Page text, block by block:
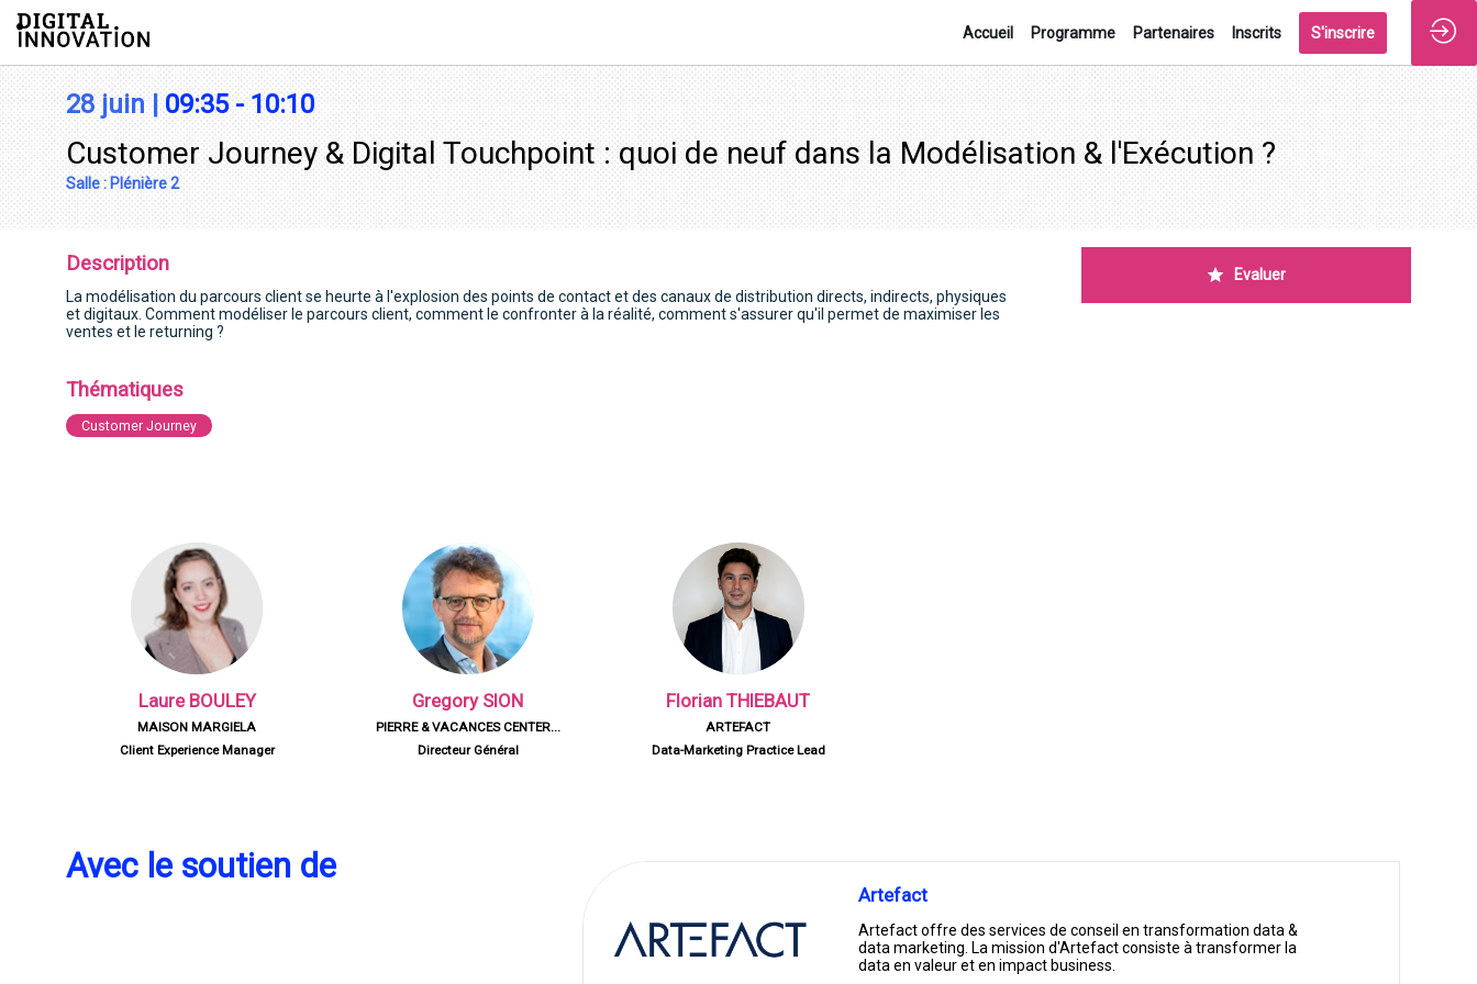
Accueil Programme Partenaires Inscrits S'inscrire
28 juin |09:35 - 10:10
Customer Journey & Digital Touchpoint : quoi de neuf dans la Modélisation & l'Exécution ?
Salle : Plénière 2
Evaluer
Description
La modélisation du parcours client se heurte à l'explosion des points de contact et des canaux de distribution directs, indirects, physiques
et digitaux. Comment modéliser le parcours client, comment le confronter à la réalité, comment s'assurer qu'il permet de maximiser les
ventes et le returning ?
Thématiques
Customer Journey
LB
Laure BOULEY
MAISON MARGIELA
Client Experience Manager
GS
Gregory SION
PIERRE & VACANCES CENTER...
Directeur Général
FT
Florian THIEBAUT
ARTEFACT
Data-Marketing Practice Lead
Avec le soutien de
Artefact
Artefact offre des services de conseil en transformation data &
data marketing. La mission d'Artefact consiste à transformer la
data en valeur et en impact business.